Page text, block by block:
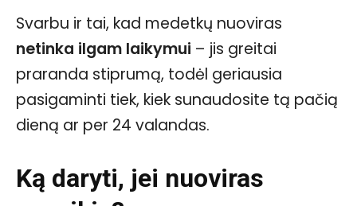
Svarbu ir tai, kad medetkų nuoviras
netinka ilgam laikymui – jis greitai
praranda stiprumą, todėl geriausia
pasigaminti tiek, kiek sunaudosite tą pačią
dieną ar per 24 valandas.
Ką daryti, jei nuoviras